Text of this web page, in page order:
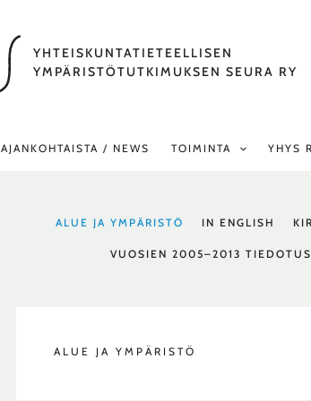
YHTEISKUNTATIETEELLISEN
YMPÄRISTÖTUTKIMUKSEN SEURA RY
AJANKOHTAISTA / NEWS TOIMINTA YHYS
POSTSALUE JA YMPÄRISTÖ IN ENGLISH
VUOSIEN 2005–2013
ALUE JA YMPÄRISTÖ